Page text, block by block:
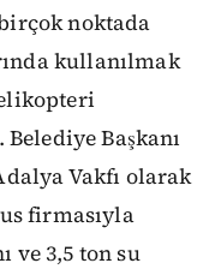
noktada
kullanılmak
Başkanı
Vakfı olarak
firmasıyla
ve 3,5 ton su